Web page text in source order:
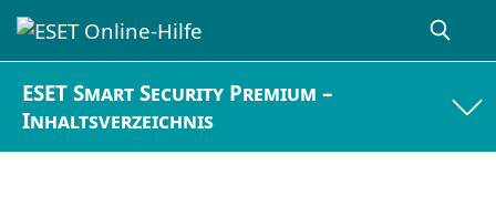
ESET Smart Security Premium –
Inhaltsverzeichnis